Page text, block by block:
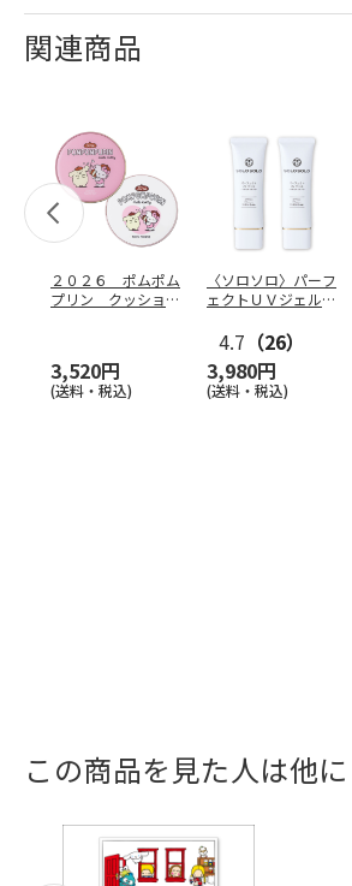
関連商品
２０２６ ポムポム
プリン クッション
3,520円
(送料・税込)
〈ソロソロ〉パーフ
ェクトＵＶジェル
4.7 （26）
3,980円
(送料・税込)
この商品を見た人は他